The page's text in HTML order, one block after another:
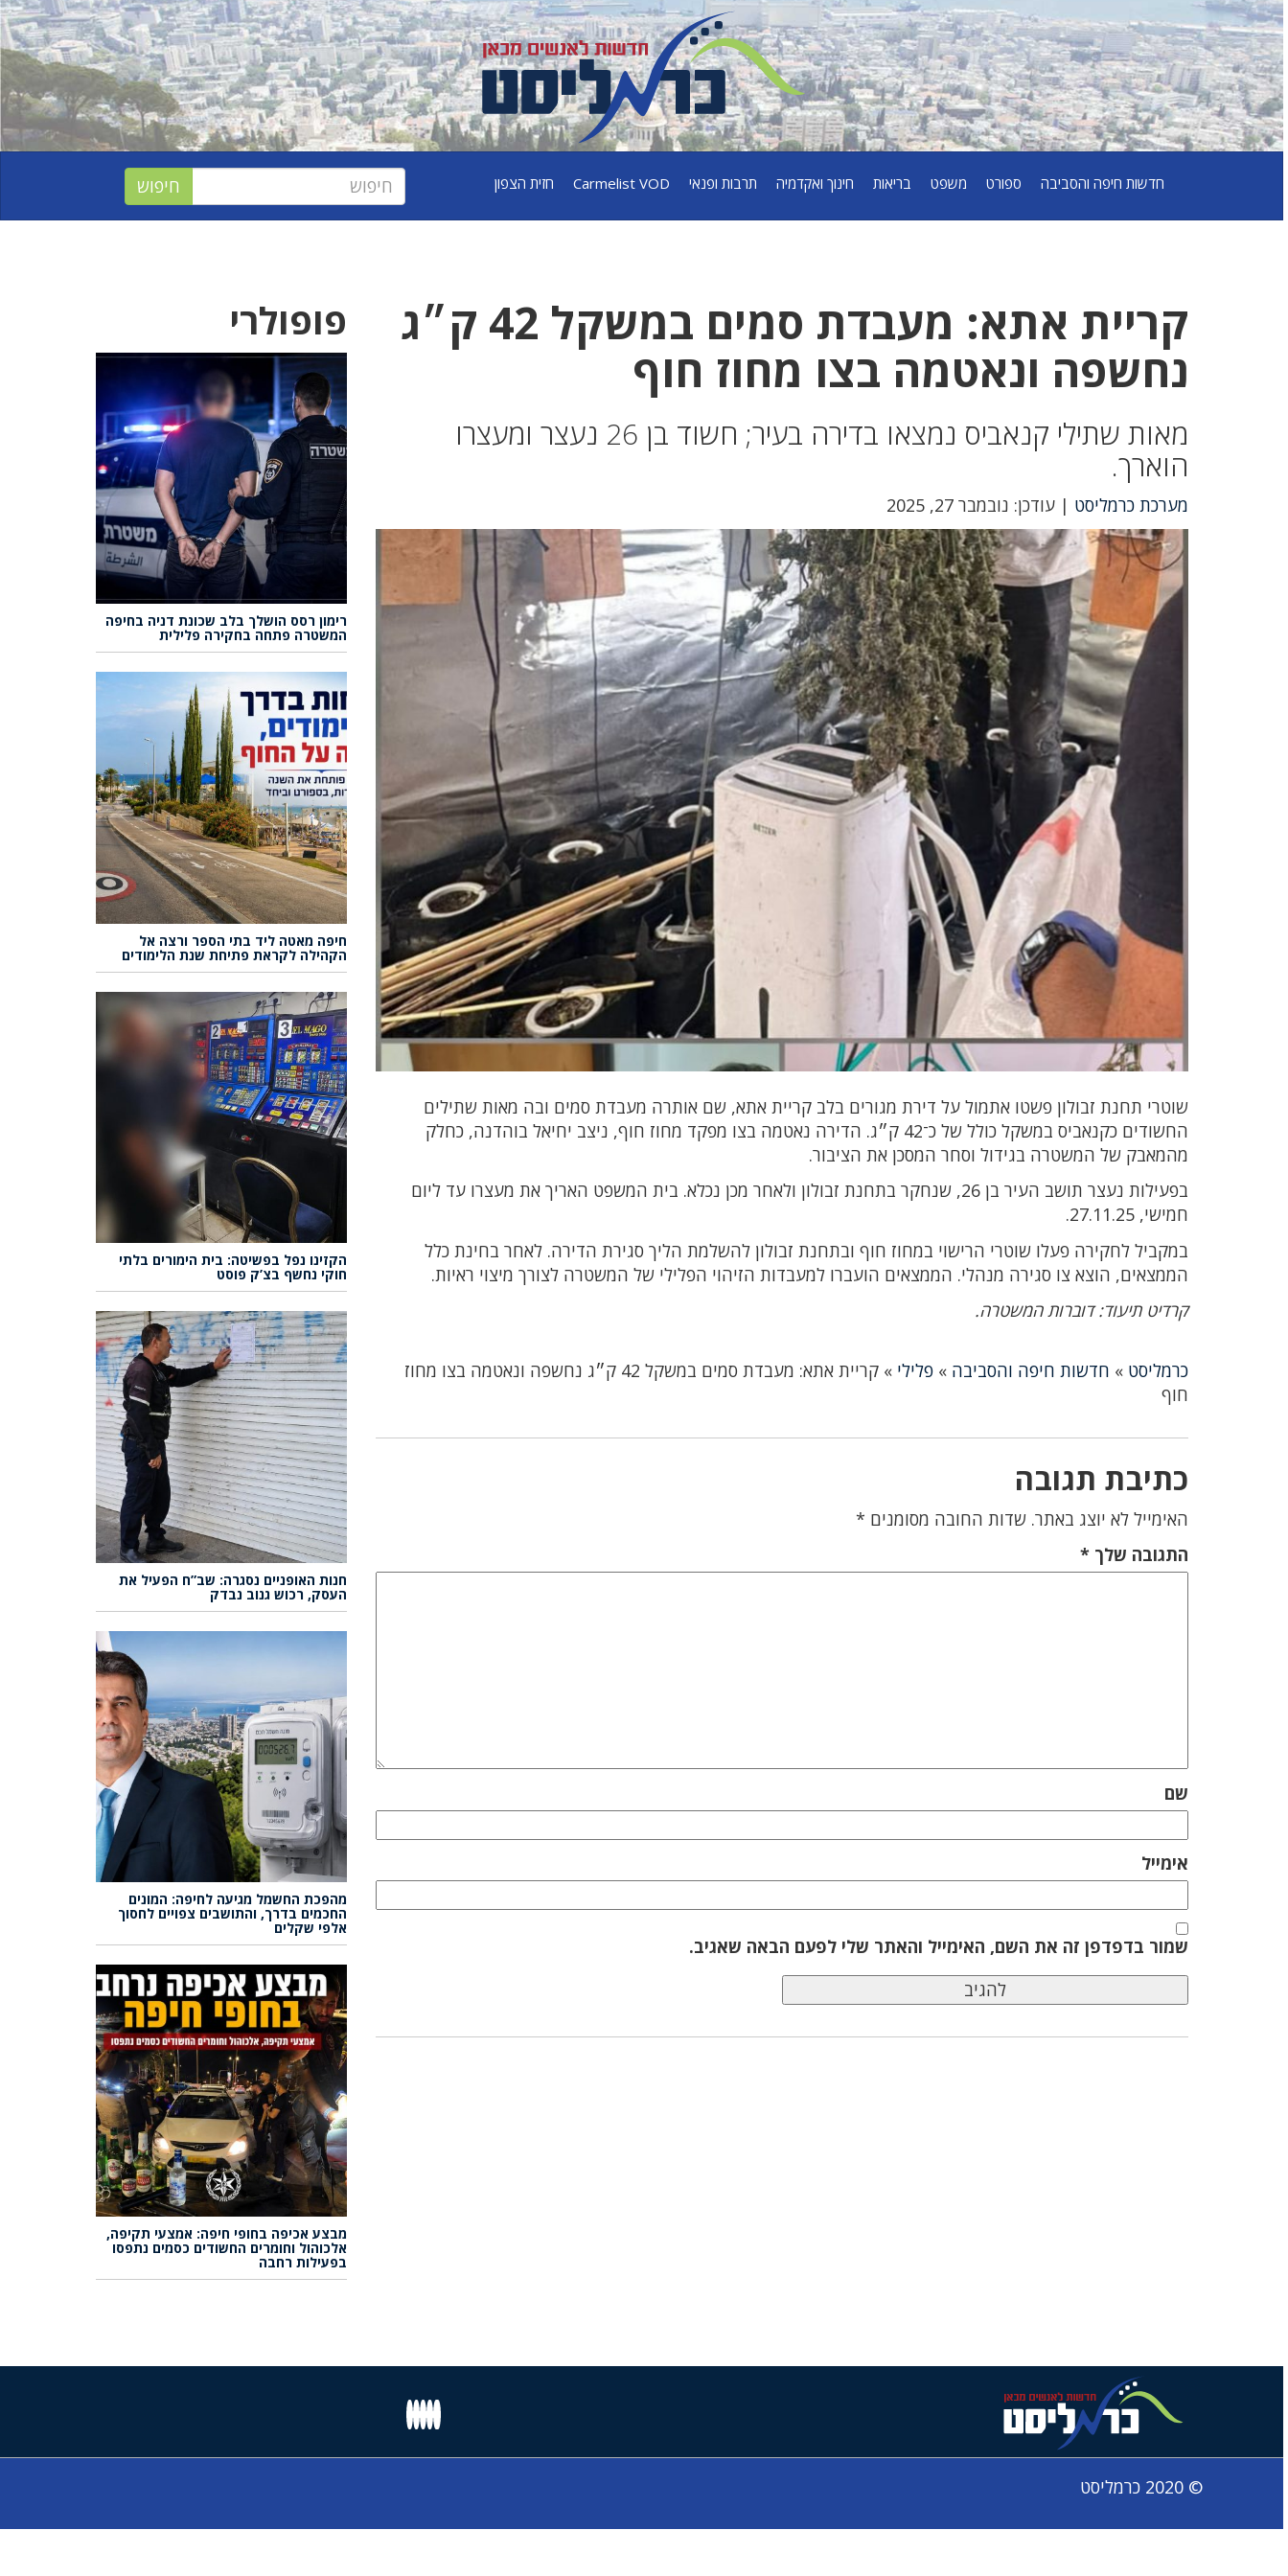
חדשות חיפה והסביבה ספורט משפט בריאות חינוך ואקדמיה תרבות ופנאי Carmelist VOD חזית הצפון
קריית אתא: מעבדת סמים במשקל 42 ק״ג
נחשפה ונאטמה בצו מחוז חוף
מאות שתילי קנאביס נמצאו בדירה בעיר; חשוד בן 26 נעצר ומעצרו
הוארך.
מערכת כרמליסט | עודכן: נובמבר 27, 2025
שוטרי תחנת זבולון פשטו אתמול על דירת מגורים בלב קריית אתא, שם אותרה מעבדת סמים ובה מאות שתילים
החשודים כקנאביס במשקל כולל של כ־42 ק״ג. הדירה נאטמה בצו מפקד מחוז חוף, ניצב יחיאל בוהדנה, כחלק
מהמאבק של המשטרה בגידול וסחר המסכן את הציבור.
בפעילות נעצר תושב העיר בן 26, שנחקר בתחנת זבולון ולאחר מכן נכלא. בית המשפט האריך את מעצרו עד ליום
חמישי, 27.11.25.
במקביל לחקירה פעלו שוטרי הרישוי במחוז חוף ובתחנת זבולון להשלמת הליך סגירת הדירה. לאחר בחינת כלל
הממצאים, הוצא צו סגירה מנהלי. הממצאים הועברו למעבדות הזיהוי הפלילי של המשטרה לצורך מיצוי ראיות.
קרדיט תיעוד: דוברות המשטרה.
כרמליסט » חדשות חיפה והסביבה »פלילי »
קריית אתא: מעבדת סמים במשקל 42 ק״ג נחשפה ונאטמה בצו מחוז
חוף
כתיבת תגובה
האימייל לא יוצג באתר. שדות החובה מסומנים *
התגובה שלך*
שם
אימייל
שמור בדפדפן זה את השם, האימייל והאתר שלי לפעם הבאה שאגיב.
פופולרי
רימון רסס הושלך בלב שכונת דניה בחיפה
המשטרה פתחה בחקירה פלילית
חיפה מאטה ליד בתי הספר ורצה אל
הקהילה לקראת פתיחת שנת הלימודים
הקזינו נפל בפשיטה: בית הימורים בלתי
חוקי נחשף בצ’ק פוסט
חנות האופניים נסגרה: שב”ח הפעיל את
העסק, רכוש גנוב נבדק
מהפכת החשמל מגיעה לחיפה: המונים
החכמים בדרך, והתושבים צפויים לחסוך
אלפי שקלים
מבצע אכיפה בחופי חיפה: אמצעי תקיפה,
אלכוהול וחומרים החשודים כסמים נתפסו
בפעילות רחבה
© 2020 כרמליסט